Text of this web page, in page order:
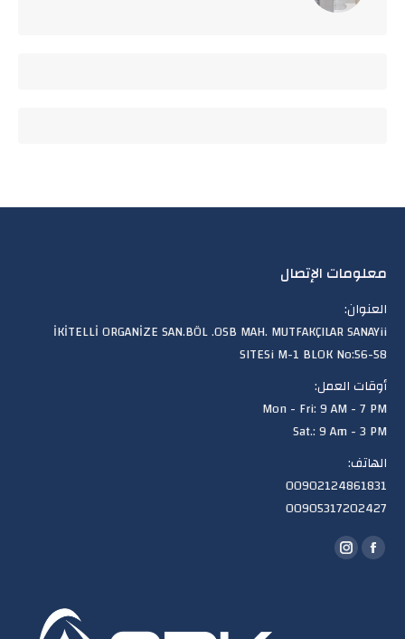
معلومات الإتصال
العنوان:
İKİTELLİ ORGANİZE SAN.BÖL .OSB MAH. MUTFAKÇILAR SANAYii
SITESi M-1 BLOK No:56-58
أوقات العمل:
Mon - Fri: 9 AM - 7 PM
Sat.: 9 Am - 3 PM
الهاتف:
00902124861831
00905317202427
Find us on:
Facebook
Instagram